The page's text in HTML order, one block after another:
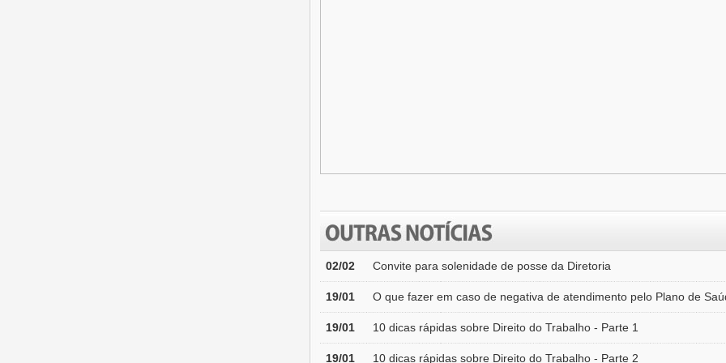
02/02 Convite para solenidade de posse da Diretoria
19/01 O que fazer em caso de negativa de atendimento pelo Plano de
19/01 10 dicas rápidas sobre Direito do Trabalho - Parte 1
19/01 10 dicas rápidas sobre Direito do Trabalho - Parte 2